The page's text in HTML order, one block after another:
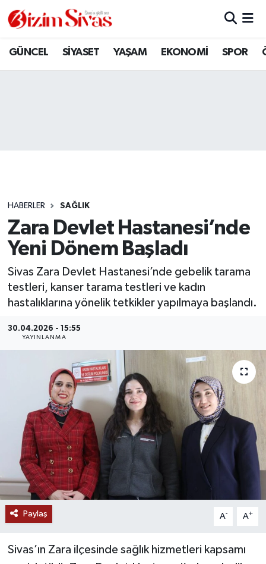
GÜNCEL SİYASET YAŞAM EKONOMİ SPOR
HABERLER SAĞLIK
Zara Devlet Hastanesi’nde
Yeni Dönem Başladı
Sivas Zara Devlet Hastanesi’nde gebelik tarama
testleri, kanser tarama testleri ve kadın
hastalıklarına yönelik tetkikler yapılmaya başlandı.
30.04.2026 - 15:55
YAYINLANMA
Paylaş A- A+
Sivas’ın Zara ilçesinde sağlık hizmetleri kapsamı
ARAMIZDAN AYRILANLAR
GÜNCEL
KÜLTÜR
MAGAZİN
RESMİ İLANLAR
SAĞLIK
SİYASET
SOSYAL YARDIMLAR
SPONSORLU YAZI
SPOR
YAŞAM
Sivas Nöbetçi Eczaneler
Son Dakika Haberleri
Haber Arşivi